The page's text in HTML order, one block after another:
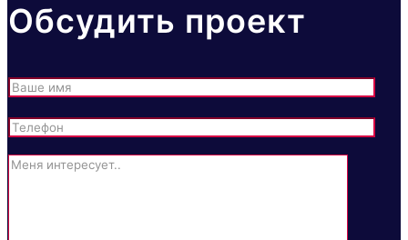
Обсудить проект